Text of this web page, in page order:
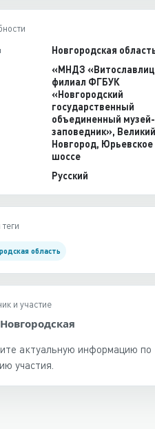
Новгородская
«МНДЗ
филиал ФГБУК
«Новгородский
государственный
объединенный музей-
заповедник», Великий
Новгород, Юрьевское
шоссе
Русский
область
и участие
актуальную информацию по
участия.